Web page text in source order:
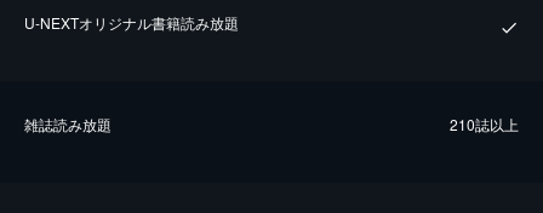
U-NEXTオリジナル書籍読み放題
雑誌読み放題 210誌以上